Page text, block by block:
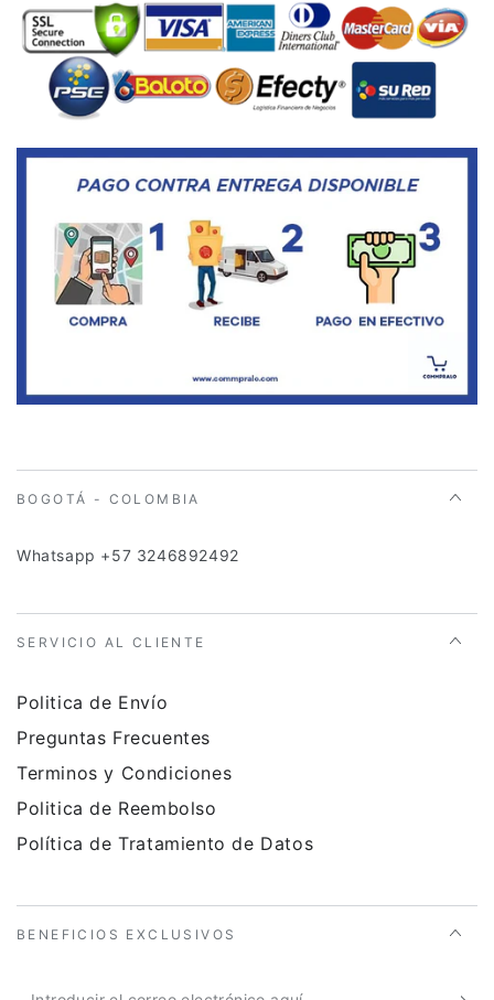
BOGOTÁ - COLOMBIA
Whatsapp +57 3246892492
SERVICIO AL CLIENTE
Politica de Envío
Preguntas Frecuentes
Terminos y Condiciones
Politica de Reembolso
Política de Tratamiento de Datos
BENEFICIOS EXCLUSIVOS
Introducir